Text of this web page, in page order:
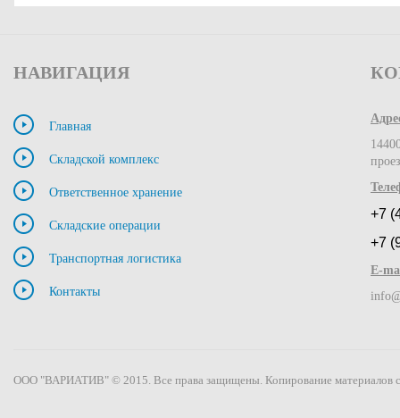
НАВИГАЦИЯ
Главная
Складской комплекс
Ответственное хранение
Складские операции
Транспортная логистика
Контакты
+7
+7
E-
ООО "ВАРИАТИВ" © 2015. Все права защищены. Копирование материалов